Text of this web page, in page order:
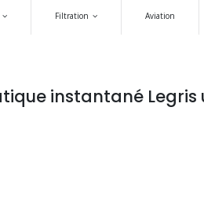
Filtration Aviation
instantané Legris